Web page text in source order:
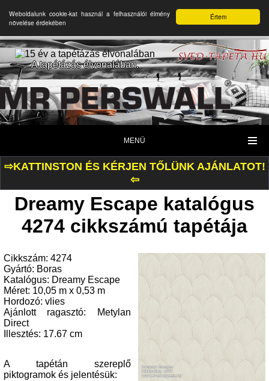
Értem
Weboldalunk cookie-kat használ a felhasználói élmény
növelése érdekében
A tapétázás élvonalában.
MENÜ
⇨KATTINSTON ÉS KÉRJEN TŐLÜNK AJÁNLATOT!
⇦
Dreamy Escape katalógus
4274 cikkszámú tapétája
Cikkszám: 4274
Gyártó: Boras
Katalógus: Dreamy Escape
Méret: 10,05 m x 0,53 m
Hordozó: vlies
Ajánlott ragasztó: Metylan
Direct
Illesztés: 17.67 cm
A tapétán szereplő
piktogramok és jelentésük: